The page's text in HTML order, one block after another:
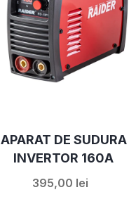
APARAT DE SUDURA
INVERTOR 160A
395,00 lei